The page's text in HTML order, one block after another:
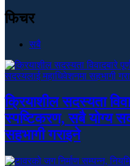
फिचर
सबै
क्रियाशील सदस्यता
स्पष्टिकरण, सबै योग्य
सहभागी गराइने